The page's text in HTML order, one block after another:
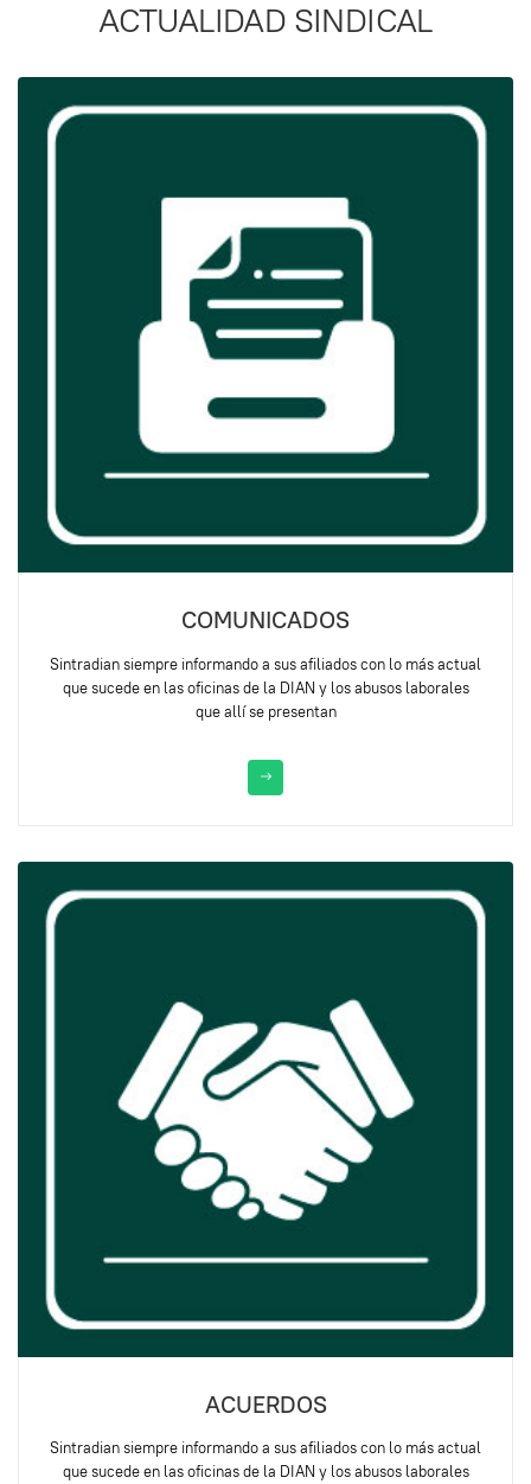
ACTUALIDAD SINDICAL
COMUNICADOS
Sintradian siempre informando a sus afiliados con lo más actual
que sucede en las oficinas de la DIAN y los abusos laborales
que allí se presentan
ACUERDOS
Sintradian siempre informando a sus afiliados con lo más actual
que sucede en las oficinas de la DIAN y los abusos laborales